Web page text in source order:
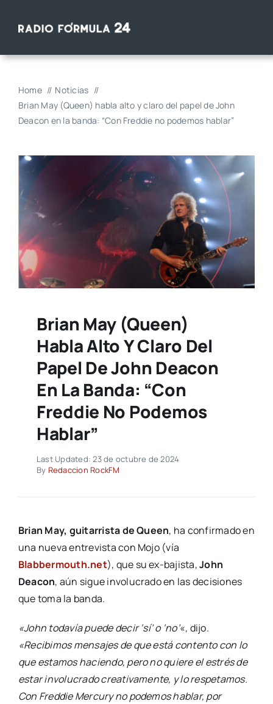
Home
Noticias
Brian May (Queen) habla alto y claro del papel de John
Deacon en la banda: “Con Freddie no podemos hablar”
Brian May (Queen)
Habla Alto Y Claro Del
Papel De John Deacon
En La Banda: “Con
Freddie No Podemos
Hablar”
Last Updated: 23 de octubre de 2024
By Redaccion RockFM
Brian May, guitarrista de Queen, ha confirmado en
una nueva entrevista con Mojo (vía
Blabbermouth.net), que su ex-bajista,John
Deacon, aún sigue involucrado en las decisiones
que toma la banda.
«John todavía puede decir ‘sí’ o ‘no’«, dijo.
«Recibimos mensajes de que está contento con lo
que estamos haciendo, pero no quiere el estrés de
estar involucrado creativamente, y lo respetamos.
Con Freddie Mercury no podemos hablar, por